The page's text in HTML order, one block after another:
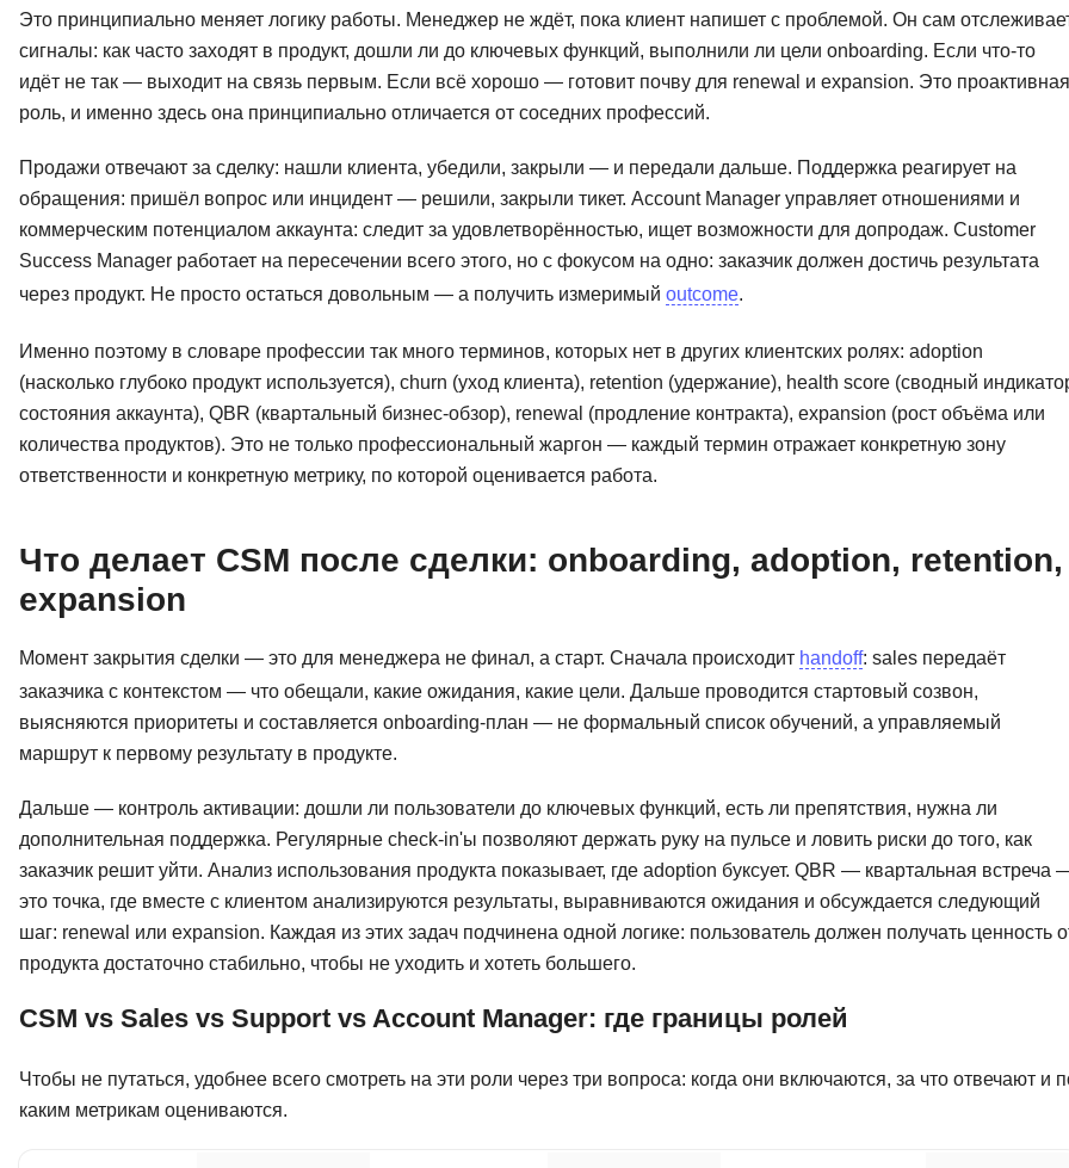
Это принципиально меняет логику работы. Менеджер не ждёт, пока клиент напишет с проблемой. Он сам
сигналы: как часто заходят в продукт, дошли ли до ключевых функций, выполнили ли цели onboarding. Если что-то
идёт не так — выходит на связь первым. Если всё хорошо — готовит почву для renewal и expansion. Это проактивная
роль, и именно здесь она принципиально отличается от соседних профессий.
Продажи отвечают за сделку: нашли клиента, убедили, закрыли — и передали дальше. Поддержка реагирует на
обращения: пришёл вопрос или инцидент — решили, закрыли тикет. Account Manager управляет отношениями и
коммерческим потенциалом аккаунта: следит за удовлетворённостью, ищет возможности для допродаж. Customer
Success Manager работает на пересечении всего этого, но с фокусом на одно: заказчик должен достичь результата
через продукт. Не просто остаться довольным — а получить измеримый outcome.
Именно поэтому в словаре профессии так много терминов, которых нет в других клиентских ролях: adoption
(насколько глубоко продукт используется), churn (уход клиента), retention (удержание), health score (сводный
состояния аккаунта), QBR (квартальный бизнес-обзор), renewal (продление контракта), expansion (рост объёма или
количества продуктов). Это не только профессиональный жаргон — каждый термин отражает конкретную зону
ответственности и конкретную метрику, по которой оценивается работа.
Что делает CSM после сделки: onboarding, adoption, retention,
expansion
Момент закрытия сделки — это для менеджера не финал, а старт. Сначала происходит handoff: sales передаёт
заказчика с контекстом — что обещали, какие ожидания, какие цели. Дальше проводится стартовый созвон,
выясняются приоритеты и составляется onboarding-план — не формальный список обучений, а управляемый
маршрут к первому результату в продукте.
Дальше — контроль активации: дошли ли пользователи до ключевых функций, есть ли препятствия, нужна ли
дополнительная поддержка. Регулярные check-in'ы позволяют держать руку на пульсе и ловить риски до того, как
заказчик решит уйти. Анализ использования продукта показывает, где adoption буксует. QBR — квартальная встреча
это точка, где вместе с клиентом анализируются результаты, выравниваются ожидания и обсуждается следующий
шаг: renewal или expansion. Каждая из этих задач подчинена одной логике: пользователь должен получать ценность
продукта достаточно стабильно, чтобы не уходить и хотеть большего.
CSM vs Sales vs Support vs Account Manager: где границы ролей
Чтобы не путаться, удобнее всего смотреть на эти роли через три вопроса: когда они включаются, за что отвечают и
каким метрикам оцениваются.
Реверс инжиниринг
Робототехника для взрослых
Ручное тестирование
iOS разработка
IoT
F
FullStack-разработка
Flask
FastAPI
Drupal
DataLens
Backend разработка
Bootstrap
Bash
Bubble
0 ... 9
1С Битрикс
LibGDX
М
Микросервисная
Т
А
Автоматизация
Белый хакер
Базы данных
Блокчейн
No-Code
Nginx
Nuxt.js
Управление